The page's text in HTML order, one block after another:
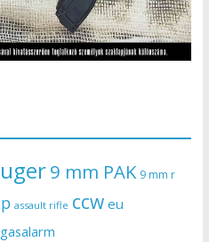
9 mm PAK 9 mm r
assault rifle ccw eu
gasalarm